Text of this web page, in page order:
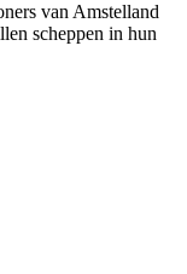
van Amstelland
scheppen in hun